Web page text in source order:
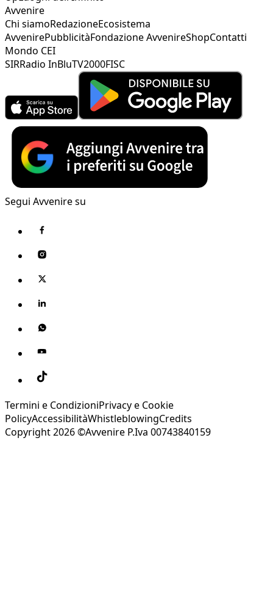
Avvenire
Chi siamoRedazioneEcosistema
AvvenirePubblicitàFondazione AvvenireShopContatti
Mondo CEI
SIRRadio InBluTV2000FISC
Segui Avvenire su
Termini e CondizioniPrivacy e Cookie
PolicyAccessibilitàWhistleblowingCredits
Copyright 2026 ©Avvenire P.Iva 00743840159